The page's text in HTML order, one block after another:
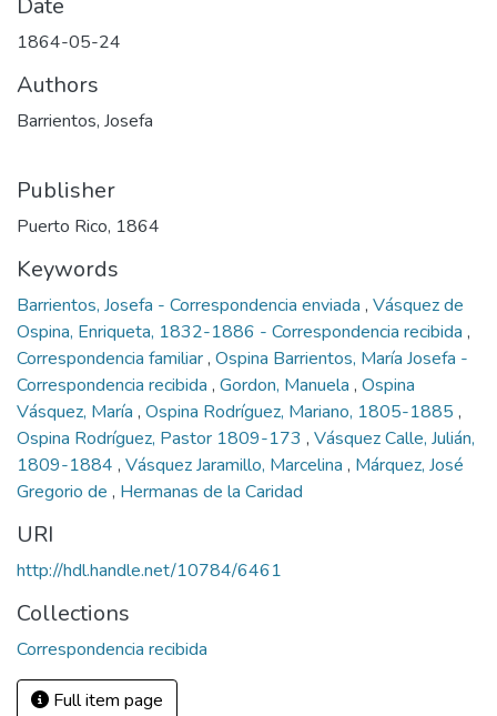
Date
1864-05-24
Authors
Barrientos, Josefa
Publisher
Puerto Rico, 1864
Keywords
Barrientos, Josefa - Correspondencia enviada , Vásquez de
Ospina, Enriqueta, 1832-1886 - Correspondencia recibida ,
Correspondencia familiar, Ospina Barrientos, María Josefa -
Correspondencia recibida , Gordon, Manuela , Ospina
Vásquez, María , Ospina Rodríguez, Mariano, 1805-1885 ,
Ospina Rodríguez, Pastor 1809-173 , Vásquez Calle, Julián,
1809-1884 , Vásquez Jaramillo, Marcelina , Márquez, José
Gregorio de , Hermanas de la Caridad
URI
http://hdl.handle.net/10784/6461
Collections
Correspondencia recibida
Full item page